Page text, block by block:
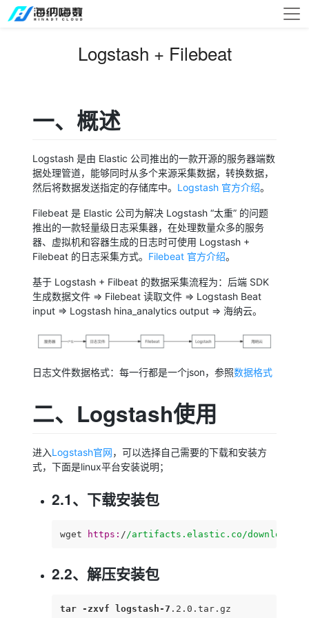
Logstash + Filebeat
一、概述
Logstash 是由 Elastic 公司推出的一款开源的服务器端数
据处理管道，能够同时从多个来源采集数据，转换数据，
然后将数据发送指定的存储库中。 Logstash 官方介绍。
Filebeat 是 Elastic 公司为解决 Logstash “太重” 的问题
推出的一款轻量级日志采集器，在处理数量众多的服务
器、虚拟机和容器生成的日志时可使用 Logstash +
Filebeat 的日志采集方式。 Filebeat 官方介绍。
基于 Logstash + Filbeat 的数据采集流程为：后端 SDK
生成数据文件 => Filebeat 读取文件 => Logstash Beat
input => Logstash hina_analytics output => 海纳云。
日志文件数据格式：每一行都是一个json，参照数据格式
二、Logstash使用
进入Logstash官网，可以选择自己需要的下载和安装方
式，下面是linux平台安装说明；
2.1、下载安装包
wget https: / /artifacts.elastic.co/downloads
2.2、解压安装包
tar -zxvf logstash-7 .2 .0 .tar .gz